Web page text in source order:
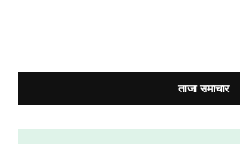
ताजा समाचार